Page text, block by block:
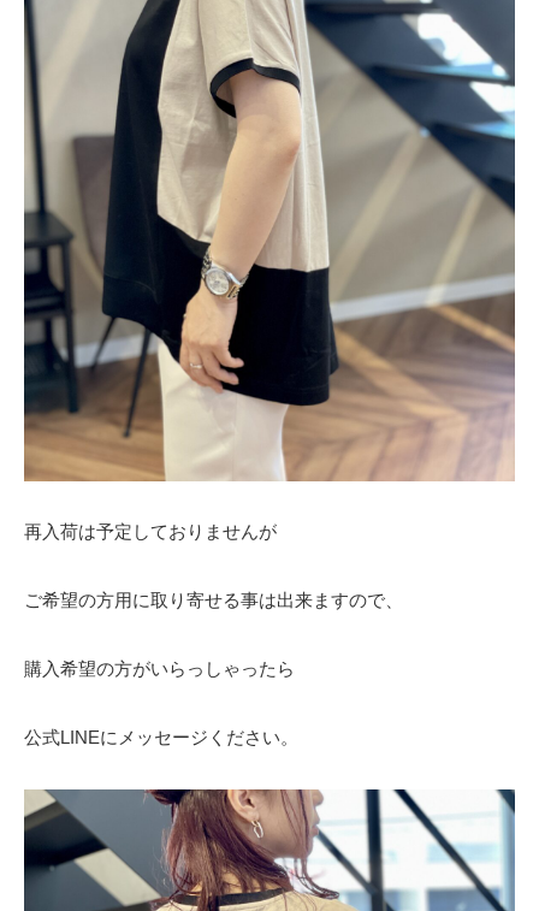
再入荷は予定しておりませんが
ご希望の方用に取り寄せる事は出来ますので、
購入希望の方がいらっしゃったら
公式LINEにメッセージください。